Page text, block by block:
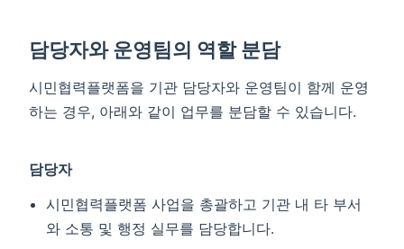
담당자와 운영팀의 역할 분담
시민협력플랫폼을 기관 담당자와 운영팀이 함께 운영
하는 경우, 아래와 같이 업무를 분담할 수 있습니다.
담당자
시민협력플랫폼 사업을 총괄하고 기관 내 타 부서
와 소통 및 행정 실무를 담당합니다.